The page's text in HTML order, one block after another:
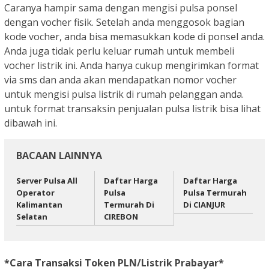
Caranya hampir sama dengan mengisi pulsa ponsel
dengan vocher fisik. Setelah anda menggosok bagian
kode vocher, anda bisa memasukkan kode di ponsel anda.
Anda juga tidak perlu keluar rumah untuk membeli
vocher listrik ini. Anda hanya cukup mengirimkan format
via sms dan anda akan mendapatkan nomor vocher
untuk mengisi pulsa listrik di rumah pelanggan anda.
untuk format transaksin penjualan pulsa listrik bisa lihat
dibawah ini.
BACAAN LAINNYA
Server Pulsa All
Operator
Kalimantan
Selatan
Daftar Harga
Pulsa
Termurah Di
CIREBON
Daftar Harga
Pulsa Termurah
Di CIANJUR
*Cara Transaksi Token PLN/Listrik Prabayar*